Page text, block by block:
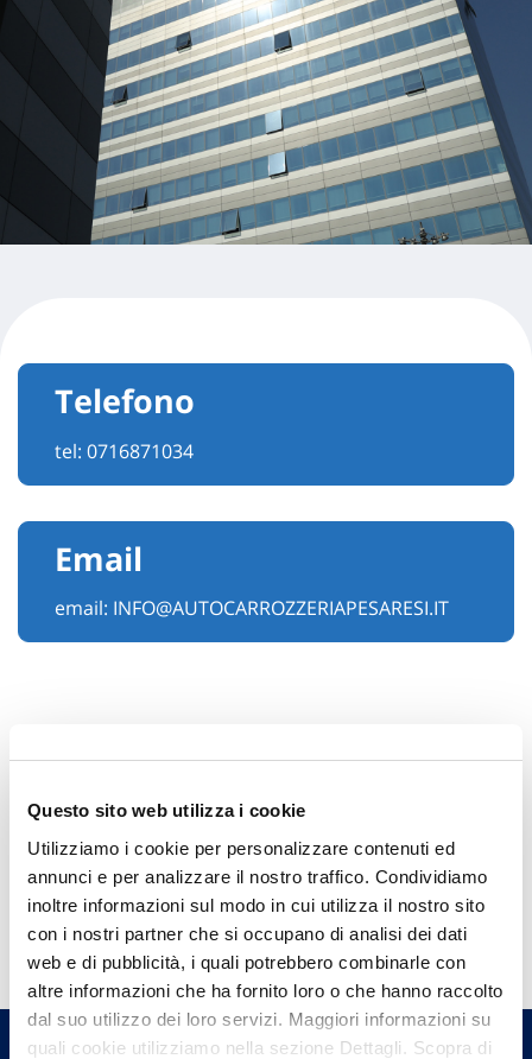
Questo sito web utilizza i cookie
Utilizziamo i cookie per personalizzare contenuti ed
annunci e per analizzare il nostro traffico. Condividiamo
inoltre informazioni sul modo in cui utilizza il nostro sito
con i nostri partner che si occupano di analisi dei dati
web e di pubblicità, i quali potrebbero combinarle con
altre informazioni che ha fornito loro o che hanno raccolto
dal suo utilizzo dei loro servizi. Maggiori informazioni su
quali cookie utilizziamo nella sezione Dettagli. Scopra di
Telefono
tel: 0716871034
Email
email: INFO@AUTOCARROZZERIAPESARESI.IT
Hai bisogno di
informazioni?
Trova l'Agenzia più vicina a te e parla con
un nostro Agente.